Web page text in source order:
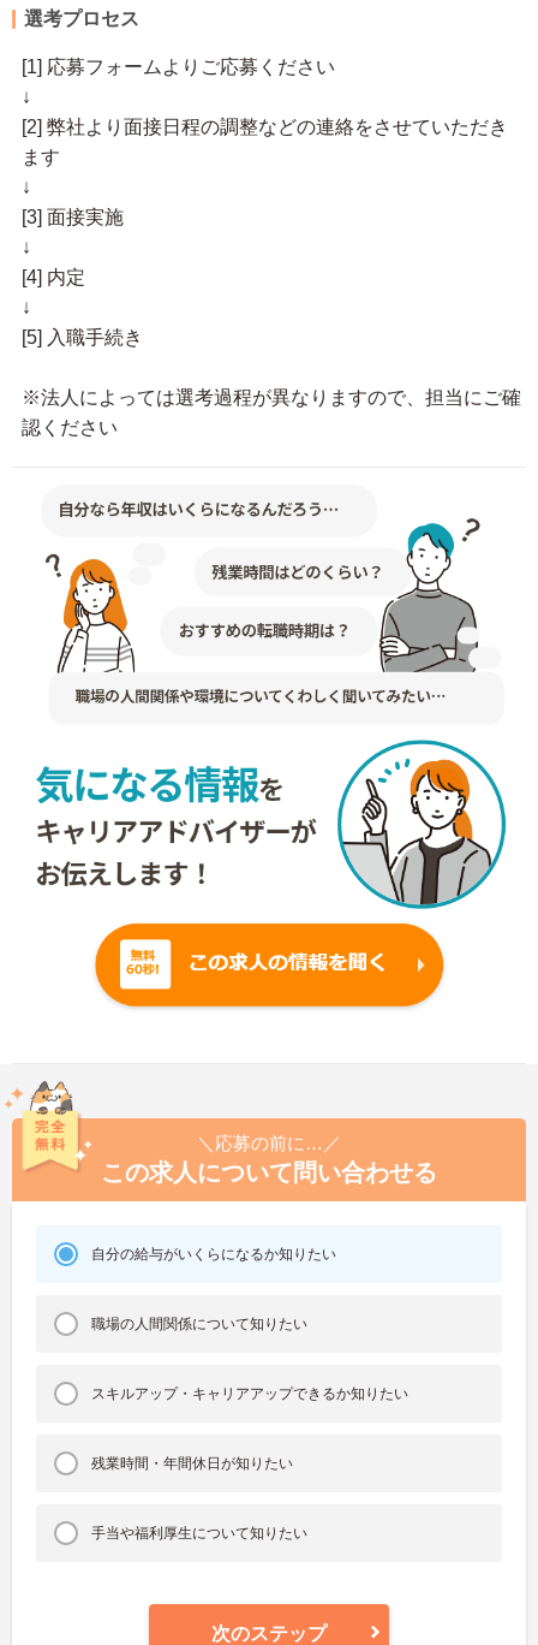
選考プロセス
[1] 応募フォームよりご応募ください
↓
[2] 弊社より面接日程の調整などの連絡をさせていただき
ます
↓
[3] 面接実施
↓
[4] 内定
↓
[5] 入職手続き
※法人によっては選考過程が異なりますので、担当にご確
認ください
＼応募の前に…／
この求人について問い合わせる
自分の給与がいくらになるか知りたい
職場の人間関係について知りたい
スキルアップ・キャリアアップできるか知りたい
残業時間・年間休日が知りたい
手当や福利厚生について知りたい
次のステップ